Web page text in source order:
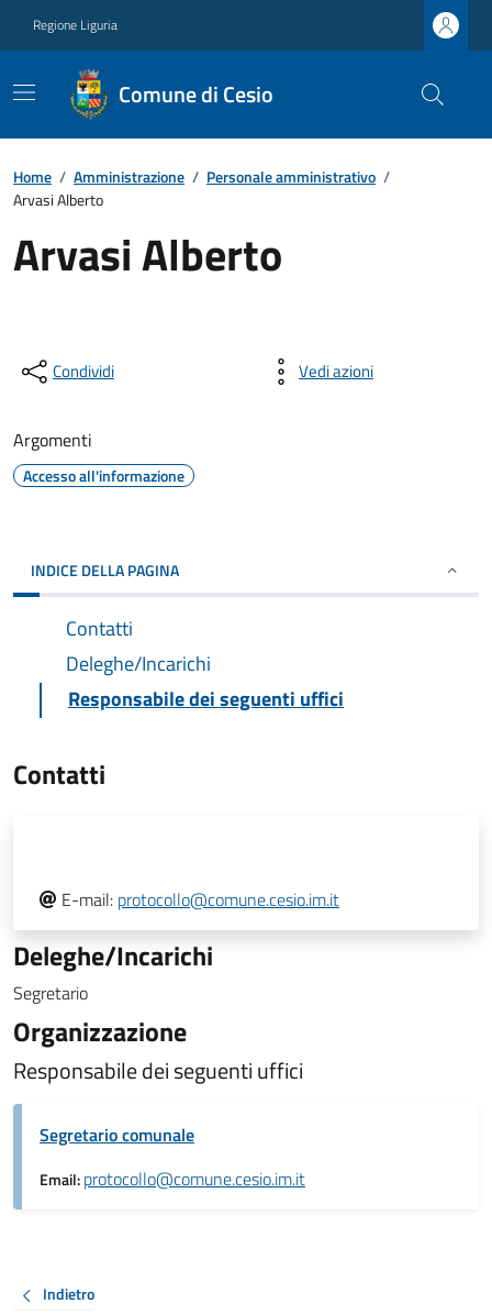
Regione Liguria
Comune di Cesio
Home / Amministrazione / Personale amministrativo /
Arvasi Alberto
Arvasi Alberto
Condividi Vedi azioni
Argomenti
Accesso all'informazione
INDICE DELLA PAGINA
Contatti
Deleghe/Incarichi
Responsabile dei seguenti uffici
Contatti
E-mail: protocollo@comune.cesio.im.it
Deleghe/Incarichi
Segretario
Organizzazione
Responsabile dei seguenti uffici
Segretario comunale
Email:protocollo@comune.cesio.im.it
Indietro